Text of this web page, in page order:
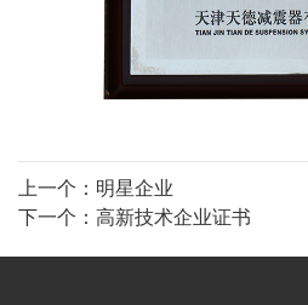
上一个： 明星企业
下一个： 高新技术企业证书